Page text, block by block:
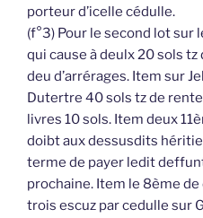
porteur d’icelle cédulle.
(f°3) Pour le second lot sur
qui cause à deulx 20 sols
deu d’arrérages. Item sur
Dutertre 40 sols tz de rente
livres 10 sols. Item deux
doibt aux dessusdits
terme de payer ledit
prochaine. Item le 8ème
trois escuz par cedulle sur